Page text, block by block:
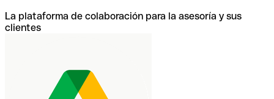
La plataforma de colaboración para la asesoría y sus
clientes